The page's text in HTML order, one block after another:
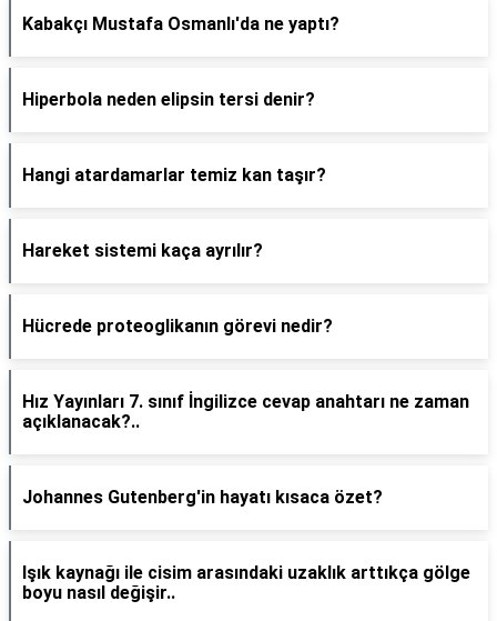
Kabakçı Mustafa Osmanlı'da ne yaptı?
Hiperbola neden elipsin tersi denir?
Hangi atardamarlar temiz kan taşır?
Hareket sistemi kaça ayrılır?
Hücrede proteoglikanın görevi nedir?
Hız Yayınları 7. sınıf İngilizce cevap anahtarı ne zaman
açıklanacak?..
Johannes Gutenberg'in hayatı kısaca özet?
Işık kaynağı ile cisim arasındaki uzaklık arttıkça gölge
boyu nasıl değişir..